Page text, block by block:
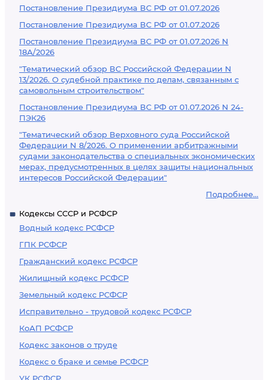
Постановление Президиума ВС РФ от 01.07.2026
Постановление Президиума ВС РФ от 01.07.2026
Постановление Президиума ВС РФ от 01.07.2026 N
18А/2026
"Тематический обзор ВС Российской Федерации N
13/2026. О судебной практике по делам, связанным с
самовольным строительством"
Постановление Президиума ВС РФ от 01.07.2026 N 24-
ПЭК26
"Тематический обзор Верховного суда Российской
Федерации N 8/2026. О применении арбитражными
судами законодательства о специальных экономических
мерах, предусмотренных в целях защиты национальных
интересов Российской Федерации"
Подробнее...
Кодексы СССР и РСФСР
Водный кодекс РСФСР
ГПК РСФСР
Гражданский кодекс РСФСР
Жилищный кодекс РСФСР
Земельный кодекс РСФСР
Исправительно - трудовой кодекс РСФСР
КоАП РСФСР
Кодекс законов о труде
Кодекс о браке и семье РСФСР